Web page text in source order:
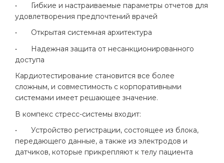
•
Гибкие и настраиваемые параметры отчетов для
удовлетворения предпочтений врачей
•
Открытая системная архитектура
•
Надежная защита от несанкционированного
доступа
Кардиотестирование становится все более
сложным, и совместимость с корпоративными
системами имеет решающее значение.
В компекс стресс-системы входит:
•
Устройство регистрации, состоящее из блока,
передающего данные, а также из электродов и
датчиков, которые прикрепляют к телу пациента